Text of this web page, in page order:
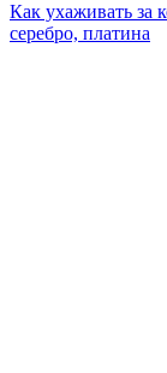
Как ухаживать за
серебро, платина